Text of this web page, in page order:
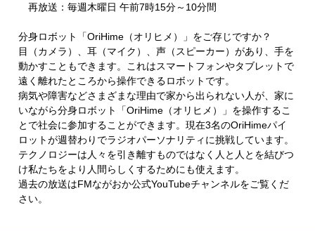
再放送：毎週木曜日 午前7時15分～10分間
分身ロボット「OriHime（オリヒメ）」をご存じですか？
目（カメラ）、耳（マイク）、声（スピーカー）があり、手を
動かすこともできます。これはスマートフォンやタブレットで
遠く離れたところから操作できるロボットです。
病気や障害などさまざまな理由で家から出られない人が、家に
いながら分身ロボット「OriHime（オリヒメ）」を操作するこ
とで社会に参加することができます。現在3名のOriHimeパイ
ロットが週替わりでラジオパーソナリティに挑戦しています。
テクノロジーは人々を引き離すものではなく人と人とを結びつ
け私たちをより人間らしくするためにも使えます。
過去の放送はFMながおか公式YouTubeチャンネルをご覧くだ
さい。